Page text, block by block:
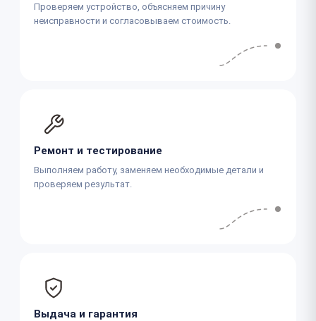
Проверяем устройство, объясняем причину
неисправности и согласовываем стоимость.
Ремонт и тестирование
Выполняем работу, заменяем необходимые детали и
проверяем результат.
Выдача и гарантия